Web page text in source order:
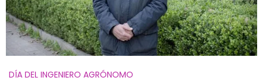
DÍA DEL INGENIERO AGRÓNOMO